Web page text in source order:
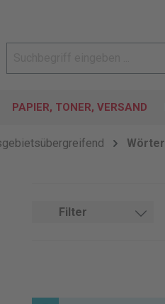
PAPIER, TONER, VERSAND
Filter